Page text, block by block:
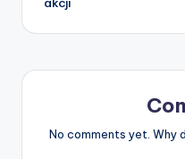
No comments yet. Why